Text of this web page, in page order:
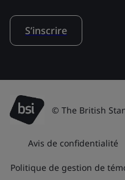
S’inscrire
© The British
Avis de confidentialité
Politique de gestion de